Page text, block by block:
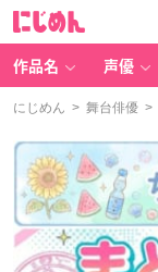
作品名 声優
にじめん > 舞台俳優 >